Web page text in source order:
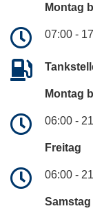
Montag
07:00 -
Montag
06:00 -
Freitag
06:00 -
Samstag